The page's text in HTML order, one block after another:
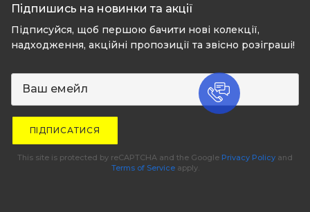
Підпишись на новинки та акції
Підписуйся, щоб першою бачити нові колекції,
надходження, акційні пропозиції та звісно розіграші!
ПІДПИСАТИСЯ
This site is protected by reCAPTCHA and the Google Privacy Policy and
Terms of Serviceapply.